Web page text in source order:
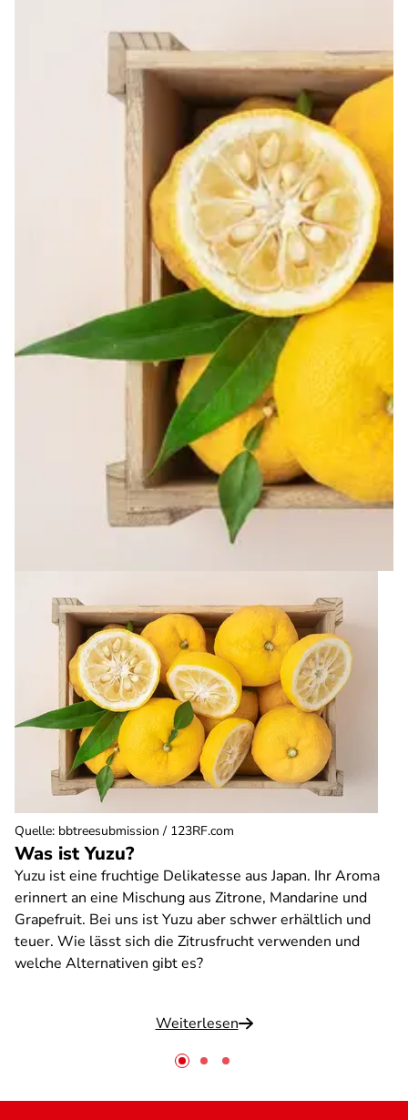
Was ist Yuzu?
Yuzu ist eine fruchtige Delikatesse aus Japan. Ihr Aroma
erinnert an eine Mischung aus Zitrone, Mandarine und
Grapefruit. Bei uns ist Yuzu aber schwer erhältlich und
teuer. Wie lässt sich die Zitrusfrucht verwenden und
welche Alternativen gibt es?
Weiterlesen
Quelle: bbtreesubmission / 123RF.com